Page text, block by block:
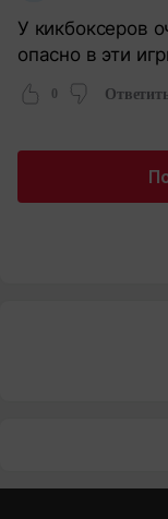
У кикбоксеров
опасно в эти